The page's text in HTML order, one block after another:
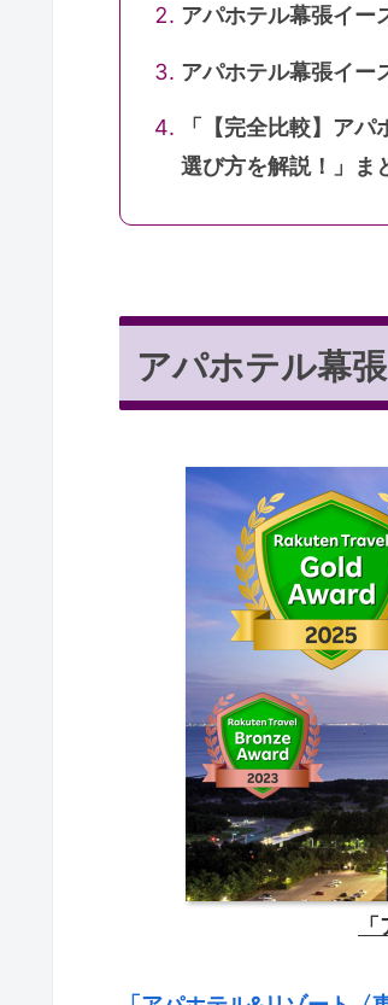
アパホテル幕張イー
アパホテル幕張イー
「【完全比較】ア
選び方を解説！」ま
アパホテル幕